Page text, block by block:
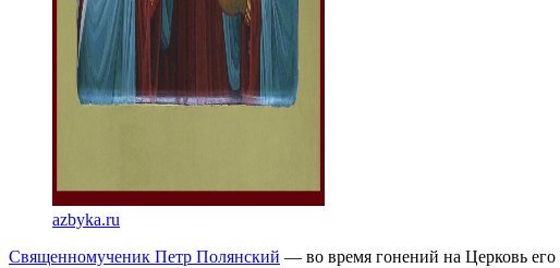
azbyka.ru
Священномученик Петр Полянский — во время гонений на Церковь